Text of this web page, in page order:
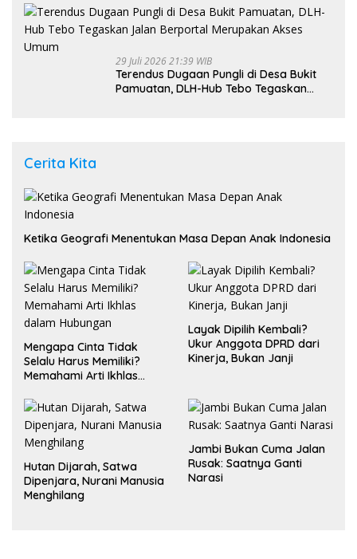
29 Juli 2026 21:39 WIB
Terendus Dugaan Pungli di Desa Bukit
Pamuatan, DLH-Hub Tebo Tegaskan
Cerita Kita
Ketika Geografi Menentukan Masa Depan Anak Indonesia
Mengapa Cinta Tidak
Selalu Harus Memiliki?
Memahami Arti Ikhlas
Layak Dipilih Kembali?
Ukur Anggota DPRD dari
Kinerja, Bukan Janji
Hutan Dijarah, Satwa
Dipenjara, Nurani Manusia
Menghilang
Jambi Bukan Cuma Jalan
Rusak: Saatnya Ganti
Narasi